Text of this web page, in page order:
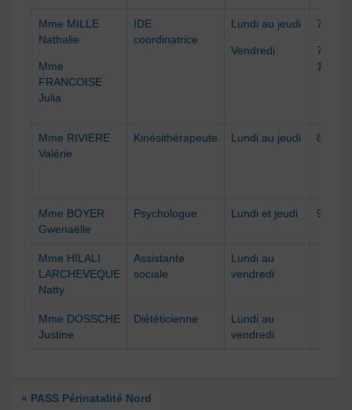
Mme MILLE
Nathalie
Mme
FRANCOISE
Julia
IDE
coordinatrice
Lundi au jeudi
Vendredi
7h30-
7h30-
14h30
Mme RIVIERE
Valérie
Kinésithérapeute Lundi au jeudi 8h30-
Mme BOYER
Gwenaëlle
Psychologue Lundi et jeudi 9h-16h
Mme HILALI
LARCHEVEQUE
Natty
Assistante
sociale
Lundi au
vendredi
Mme DOSSCHE
Justine
Diététicienne
Lundi au
vendredi
« PASS Périnatalité Nord